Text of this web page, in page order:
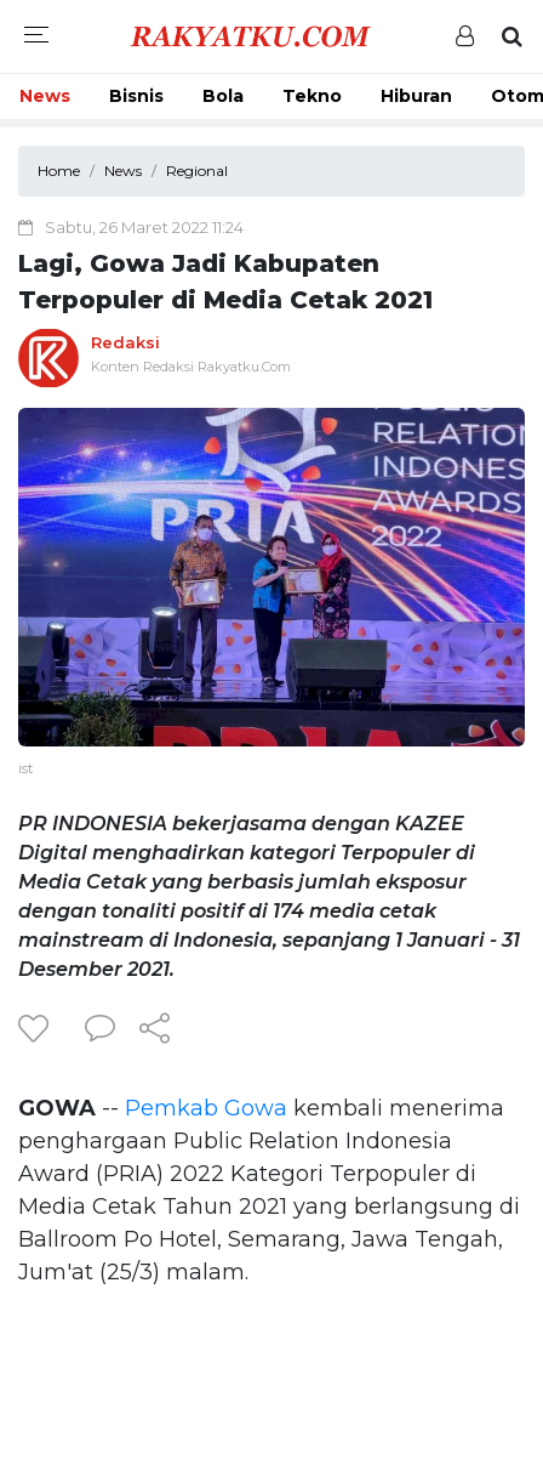
News Bisnis Bola Tekno Hiburan
Home News Regional
Sabtu, 26 Maret 2022 11:24
Lagi, Gowa Jadi Kabupaten
Terpopuler di Media Cetak 2021
Redaksi
Konten Redaksi Rakyatku.Com
ist
PR INDONESIA bekerjasama dengan KAZEE
Digital menghadirkan kategori Terpopuler di
Media Cetak yang berbasis jumlah eksposur
dengan tonaliti positif di 174 media cetak
mainstream di Indonesia, sepanjang 1 Januari - 31
Desember 2021.
GOWA -- Pemkab Gowa kembali menerima
penghargaan Public Relation Indonesia
Award (PRIA) 2022 Kategori Terpopuler di
Media Cetak Tahun 2021 yang berlangsung di
Ballroom Po Hotel, Semarang, Jawa Tengah,
Jum'at (25/3) malam.